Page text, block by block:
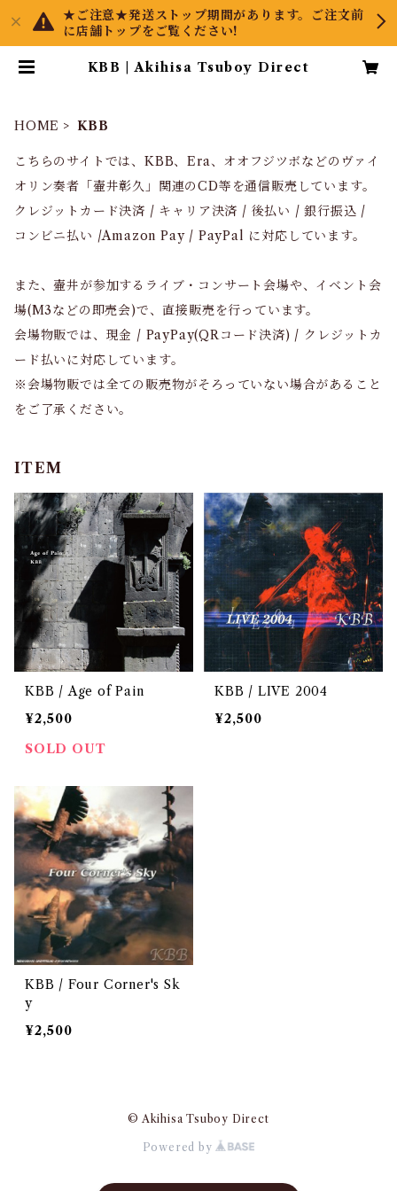
★ご注意★発送ストップ期間があります。ご注文前
に店舗トップをご覧ください!
KBB | Akihisa Tsuboy Direct
HOME KBB
こちらのサイトでは、KBB、Era、オオフジツボなどのヴァイ
オリン奏者「壷井彰久」関連のCD等を通信販売しています。
クレジットカード決済 / キャリア決済 / 後払い / 銀行振込 /
コンビニ払い /Amazon Pay / PayPal に対応しています。
また、壷井が参加するライブ・コンサート会場や、イベント会
場(M3などの即売会)で、直接販売を行っています。
会場物販では、現金 / PayPay(QRコード決済) / クレジットカ
ード払いに対応しています。
※会場物販では全ての販売物がそろっていない場合があること
をご了承ください。
ITEM
KBB / Age of Pain
¥2,500
SOLD OUT
KBB / LIVE 2004
¥2,500
KBB / Four Corner's Sk
y
¥2,500
© Akihisa Tsuboy Direct
Powered by